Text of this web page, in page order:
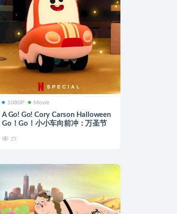
1080P Movie
A Go! Go! Cory Carson Halloween
Go！Go！小小车向前冲：万圣节
25